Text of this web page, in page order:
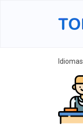
Idiomas